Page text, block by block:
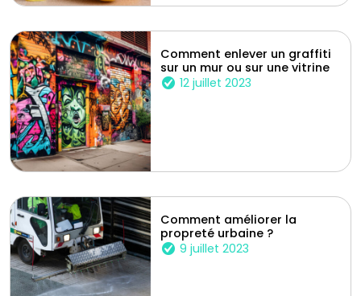
Comment enlever un graffiti
sur un mur ou sur une vitrine
12 juillet 2023
Comment améliorer la
propreté urbaine ?
9 juillet 2023